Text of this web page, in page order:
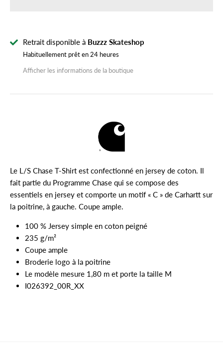
Retrait disponible à Buzzz Skateshop
Habituellement prêt en 24 heures
Afficher les informations de la boutique
Le L/S Chase T-Shirt est confectionné en jersey de coton. Il
fait partie du Programme Chase qui se compose des
essentiels en jersey et comporte un motif « C » de Carhartt sur
la poitrine, à gauche. Coupe ample.
100 % Jersey simple en coton peigné
235 g/m²
Coupe ample
Broderie logo à la poitrine
Le modèle mesure 1,80 m et porte la taille M
I026392_00R_XX